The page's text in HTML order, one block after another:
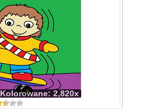
Kolorowane: 2,820x